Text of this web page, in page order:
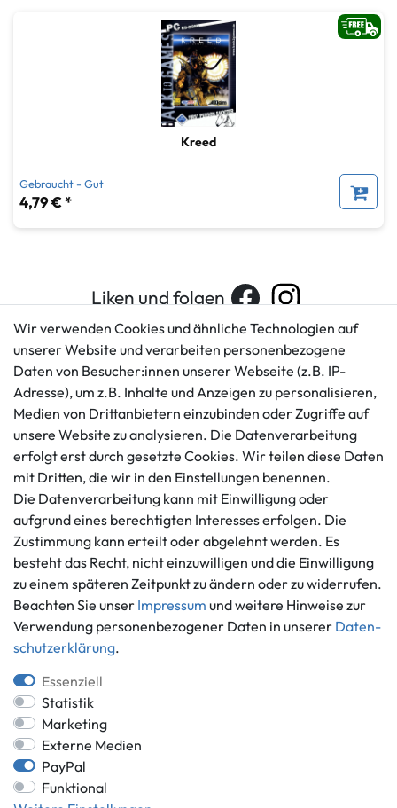
Kreed
Gebraucht - Gut
4,79 € *
Liken und folgen
Kundenservice
+49 421 596586
Mo. - Fr. 9 - 16 Uhr
info@gameworld.de
Kontaktformular
Rechtliches
AGB
Impressum
Datenschutzerklärung
Widerrufs­recht
Vertrag widerrufen
Informationen
Über uns
Häufig gestellte Fragen
Zahlung und Versand
Zahlungsmöglichkeiten
*Alle Preise inkl. gesetzlicher MwSt.,
Wir verwenden Cookies und ähnliche Technologien auf
unserer Website und verarbeiten personenbezogene
Daten von Besucher:innen unserer Webseite (z.B. IP-
Adresse), um z.B. Inhalte und Anzeigen zu personalisieren,
Medien von Drittanbietern einzubinden oder Zugriffe auf
unsere Website zu analysieren. Die Datenverarbeitung
erfolgt erst durch gesetzte Cookies. Wir teilen diese Daten
mit Dritten, die wir in den Einstellungen benennen.
Die Datenverarbeitung kann mit Einwilligung oder
aufgrund eines berechtigten Interesses erfolgen. Die
Zustimmung kann erteilt oder abgelehnt werden. Es
besteht das Recht, nicht einzuwilligen und die Einwilligung
zu einem späteren Zeitpunkt zu ändern oder zu widerrufen.
Beachten Sie unser Impressum und weitere Hinweise zur
Verwendung personenbezogener Daten in unserer Daten­
schutz­erklärung.
Essenziell
Statistik
Marketing
Externe Medien
PayPal
Funktional